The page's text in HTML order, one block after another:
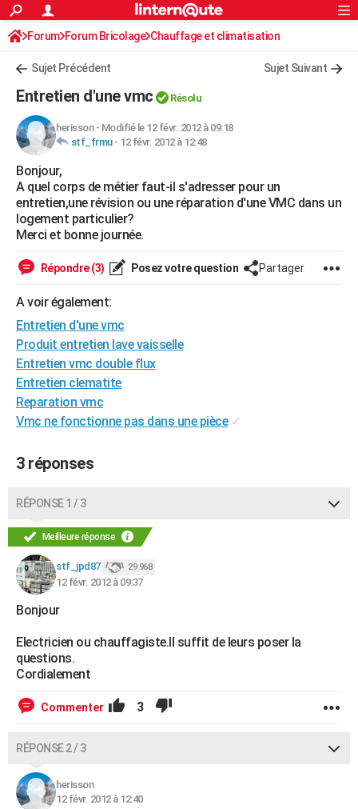
ACTUALITÉS
Politique
Société
Faits Divers
Education
Monde
Villes
+
FINANCE
Retraite
Impôts
Epargne
Immobilier
Risques naturels par ville
Banque
Assurance
Crédit
AUTO
Essais
Réserver un essai
Citadines
Berlines
SUV
Forum auto
+HIGH-TECH
Mobiles
Meilleur smartphone
Internet
Ordinateurs
Jeux vidéo
Guide high-tech
+BRICOLAGE
Forum
Aménagement intérieur
Extérieur
Cuisine
Salle de bains
Jardinage
Rangement
Guides de France
Escapades
Patrimoine
Expositions
Musées
Week-end nature
Art de vivre
Bien-être
Loisirs
Mode
Modes de vie
Alimentation
Guide de la santé
Maladies
Médicaments
Sommeil
VOYAGE
PHOTO
GUIDES D'ACHAT
CARTE DE VOEUX
Carte de Noël
Carte Bonne année
Carte Saint-Valentin
Carte Pâques
Carte d'anniversaire
DICTIONNAIRE
Dictionnaire
Biographies
Citations
Expressions
Proverbes
PROGRAMME TV
COPAINS D'AVANT
AVIS DE DÉCÈS
FORUM
Bricolage
Lifestyle
Culture
Sport
Auto
Television
Voyage
Cinema
Rechercher
S'inscrire
Connexion
Forum Forum Bricolage Chauffage et climatisation
Sujet Précédent Sujet Suivant
Entretien d'une vmc Résolu
herisson- Modifié le 12 févr. 2012 à 09:18
stf_frmu- 12 févr. 2012 à 12:48
Bonjour,
A quel corps de métier faut-il s'adresser pour un
entretien,une révision ou une réparation d'une VMC dans un
logement particulier?
Merci et bonne journée.
Répondre (3) Posez votre question Partager
A voir également:
Entretien d'une vmc
Produit entretien lave vaisselle
Entretien vmc double flux
Entretien clematite
Reparation vmc
Vmc ne fonctionne pas dans une pièce ✓
3 réponses
RÉPONSE 1 / 3
Meilleure réponse
stf_jpd87 29 968
12 févr. 2012 à 09:37
Bonjour
Electricien ou chauffagiste.Il suffit de leurs poser la
questions.
Cordialement
Commenter 3
RÉPONSE 2 / 3
herisson
12 févr. 2012 à 12:40